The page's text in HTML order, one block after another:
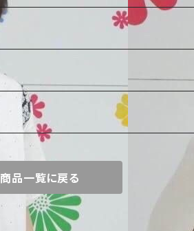
商品一覧に戻る